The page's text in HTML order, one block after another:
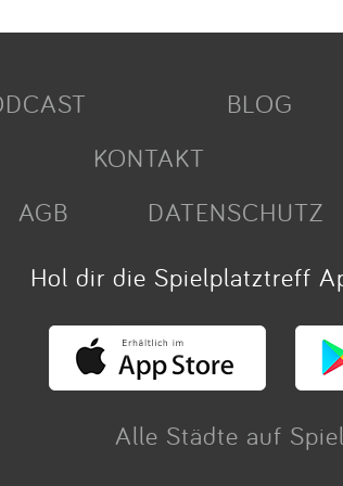
BLOG
KONTAKT
AGB
DATENSCHUTZ
Hol dir die Spielplatztreff
Alle Städte auf